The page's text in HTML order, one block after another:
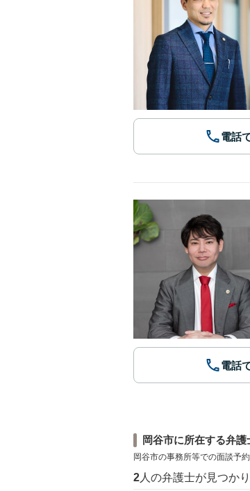
電話
電話
岡谷市に所在する弁護
岡谷市の事務所等での面談予約
2 人の弁護士が見つか